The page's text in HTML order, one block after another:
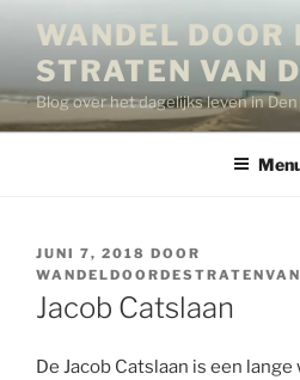
inhoud
WANDEL DOOR
STRATEN VAN
Blog over het dagelijks leven in Den
GEPLAATST
OP
JUNI 7, 2018 DOOR
Jacob Catslaan
De Jacob Catslaan is een